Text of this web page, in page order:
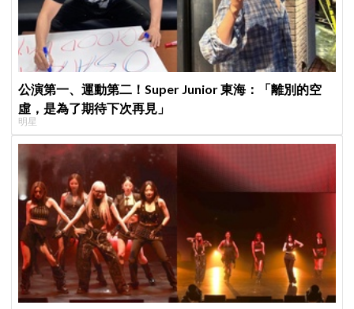
公演第一、運動第二！Super Junior 東海：「離別的空
虛，是為了期待下次再見」
明星